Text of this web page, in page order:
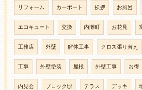
リフォーム カーポート 挨拶 お風呂
エコキュート 交換 内灘町 お花見
工務店 外壁 解体工事 クロス張り替え
工事 外壁塗装 屋根 外壁工事 お得
内見会 ブロック塀 テラス デッキ